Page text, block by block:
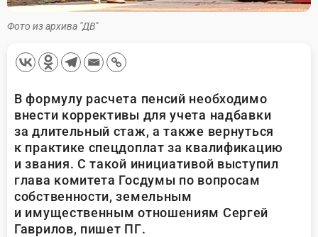
Фото из архива "ДВ"
В формулу расчета пенсий необходимо
внести коррективы для учета надбавки
за длительный стаж, а также вернуться
к практике спецдоплат за квалификацию
и звания. С такой инициативой выступил
глава комитета Госдумы по вопросам
собственности, земельным
и имущественным отношениям Сергей
Гаврилов, пишет ПГ.